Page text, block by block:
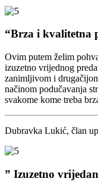
“Brza i kvalitetna
Ovim putem želim
izuzetno vrijednog
zanimljivom i
načinom podučavanja
svakome kome treba
Dubravka Lukić, član
” Izuzetno